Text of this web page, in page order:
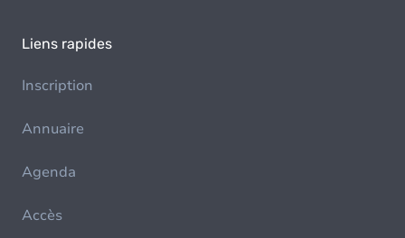
Liens rapides
Inscription
Annuaire
Agenda
Accès